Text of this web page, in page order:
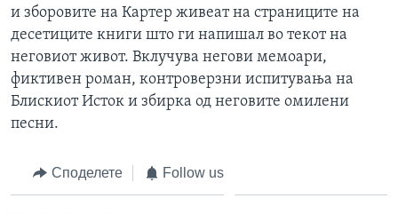
и зборовите на Картер живеат на страниците на
десетиците книги што ги напишал во текот на
неговиот живот. Вклучува негови мемоари,
фиктивен роман, контроверзни испитувања на
Блискиот Исток и збирка од неговите омилени
песни.
Споделете Follow us